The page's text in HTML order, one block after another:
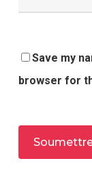
Save my
browser for